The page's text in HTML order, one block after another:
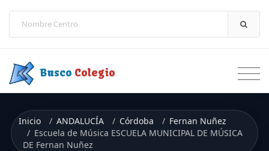
Busco Colegio
Inicio ANDALUCÍA Córdoba
Fernan Nuñez
Escuela de Música ESCUELA MUNICIPAL DE MÚSICA
DE Fernan Nuñez